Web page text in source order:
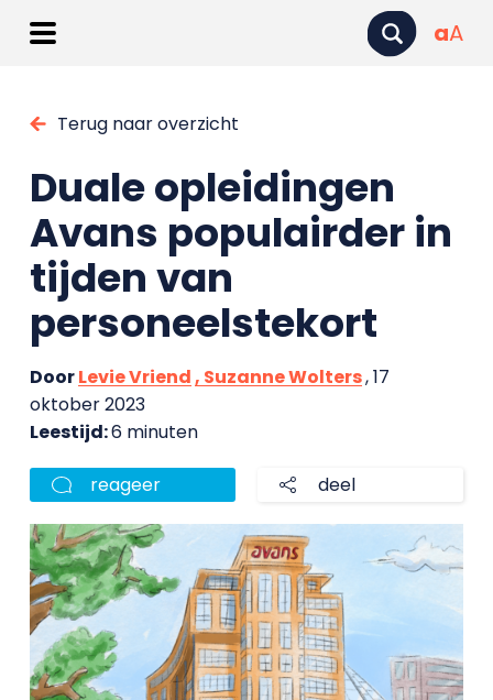
aA
Terug naar overzicht
Duale opleidingen
Avans populairder in
tijden van
personeelstekort
DoorLevie Vriend, Suzanne Wolters, 17
oktober 2023
Leestijd:6 minuten
reageer deel